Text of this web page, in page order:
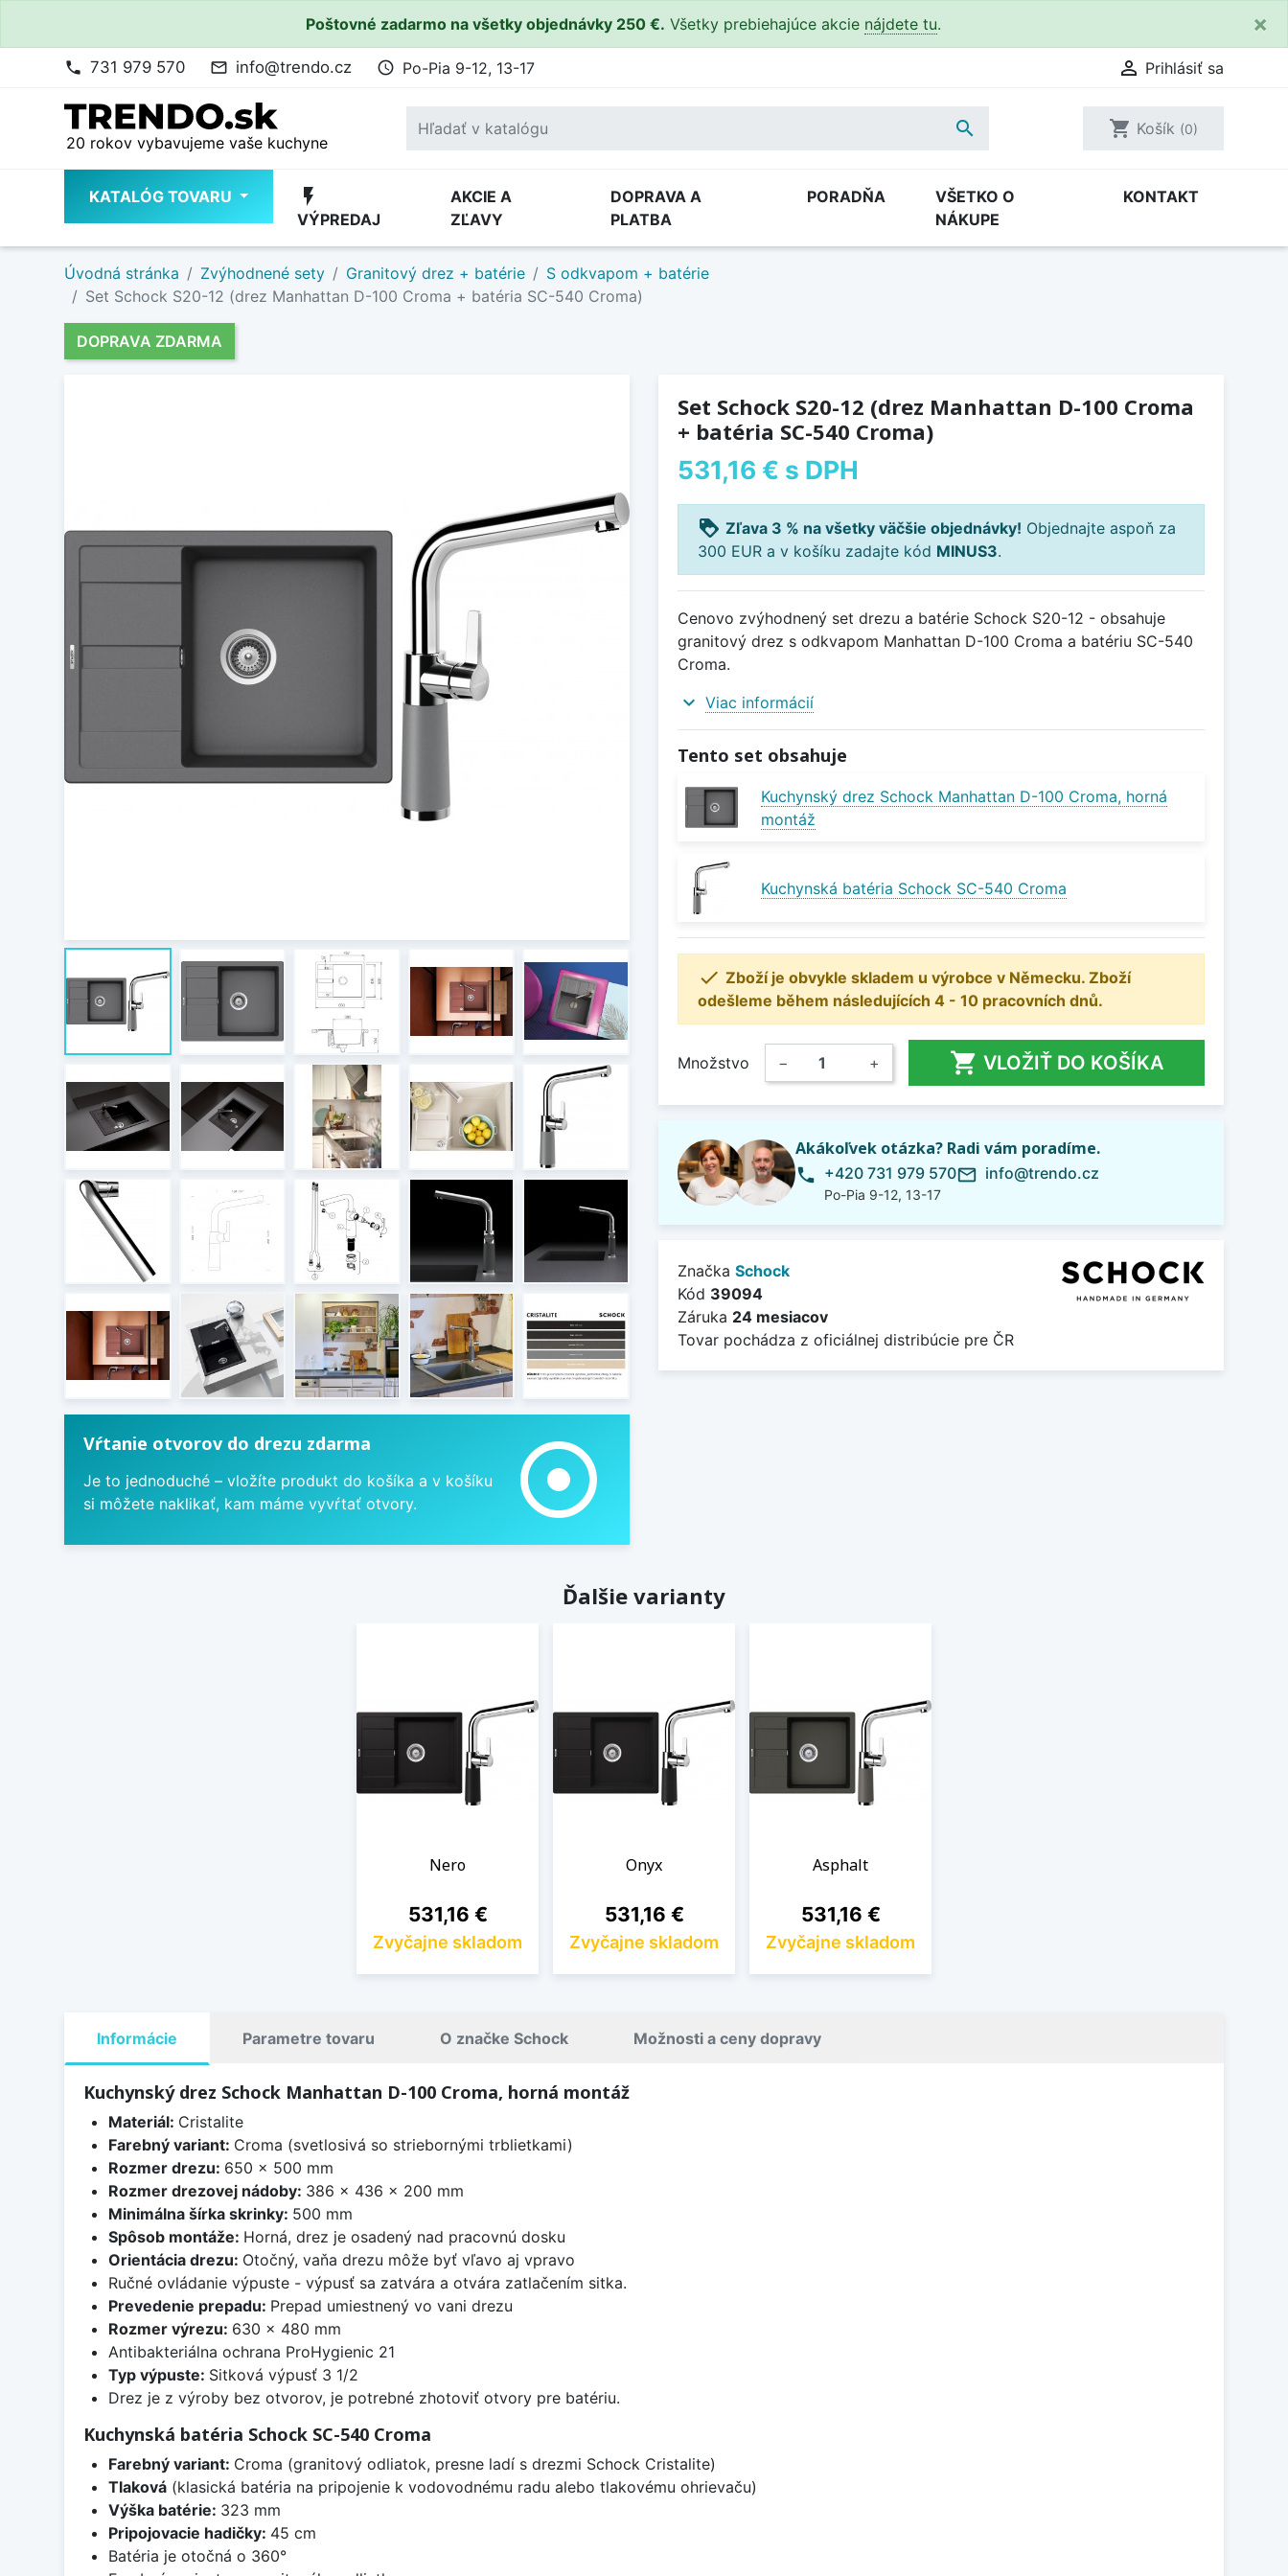
Poštovné zadarmo na všetky objednávky 250 €. Všetky prebiehajúce akcie nájdete tu. ×
phone 731 979 570 mail_outline info@trendo.cz access_time Po-Pia 9-12, 13-17  Prihlásiť sa
20 rokov vybavujeme vaše kuchyne
 shopping_cart Košík (0)
KATALÓG TOVARU flash_on
VÝPREDAJ
AKCIE A
ZĽAVY
DOPRAVA A
PLATBA
PORADŇA
VŠETKO O
NÁKUPE
KONTAKT
Úvodná stránka Zvýhodnené sety Granitový drez + batérie
S odkvapom + batérie
Set Schock S20-12 (drez Manhattan D-100 Croma + batéria SC-540 Croma)
DOPRAVA ZDARMA
Vŕtanie otvorov do drezu zdarma
Je to jednoduché – vložíte produkt do košíka a v košíku
si môžete naklikať, kam máme vyvŕtať otvory.
adjust
Set Schock S20-12 (drez Manhattan D-100 Croma
+ batéria SC-540 Croma)
531,16 € s DPH
loyalty Zľava 3 % na všetky väčšie objednávky! Objednajte aspoň za
300 EUR a v košíku zadajte kód MINUS3.
Cenovo zvýhodnený set drezu a batérie Schock S20-12 - obsahuje
granitový drez s odkvapom Manhattan D-100 Croma a batériu SC-540
Croma.
expand_more Viac informácií
Tento set obsahuje
Kuchynský drez Schock Manhattan D-100 Croma, horná
montáž
Kuchynská batéria Schock SC-540 Croma
 Zboží je obvykle skladem u výrobce v Německu. Zboží
odešleme během následujících 4 - 10 pracovních dnů.
Množstvo − +  VLOŽIŤ DO KOŠÍKA
Akákoľvek otázka? Radi vám poradíme.
phone +420 731 979 570
Po-Pia 9-12, 13-17
mail_outline info@trendo.cz
Značka Schock
Kód 39094
Záruka 24 mesiacov
Tovar pochádza z oficiálnej distribúcie pre ČR
Ďalšie varianty
Nero
Cena
531,16 €
Zvyčajne skladom
Onyx
Cena
531,16 €
Zvyčajne skladom
Asphalt
Cena
531,16 €
Zvyčajne skladom
Informácie Parametre tovaru O značke Schock Možnosti a ceny dopravy
Kuchynský drez Schock Manhattan D-100 Croma, horná montáž
Materiál: Cristalite
Farebný variant: Croma (svetlosivá so striebornými trblietkami)
Rozmer drezu: 650 x 500 mm
Rozmer drezovej nádoby: 386 x 436 x 200 mm
Minimálna šírka skrinky: 500 mm
Spôsob montáže: Horná, drez je osadený nad pracovnú dosku
Orientácia drezu: Otočný, vaňa drezu môže byť vľavo aj vpravo
Ručné ovládanie výpuste - výpusť sa zatvára a otvára zatlačením sitka.
Prevedenie prepadu: Prepad umiestnený vo vani drezu
Rozmer výrezu: 630 x 480 mm
Antibakteriálna ochrana ProHygienic 21
Typ výpuste: Sitková výpusť 3 1/2
Drez je z výroby bez otvorov, je potrebné zhotoviť otvory pre batériu.
Kuchynská batéria Schock SC-540 Croma
Farebný variant: Croma (granitový odliatok, presne ladí s drezmi Schock Cristalite)
Tlaková(klasická batéria na pripojenie k vodovodnému radu alebo tlakovému ohrievaču)
Výška batérie: 323 mm
Pripojovacie hadičky: 45 cm
Batéria je otočná o 360°